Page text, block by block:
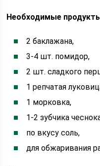
Необходимые
2 баклажана,
3-4 шт. помидор,
2 шт. сладкого
1 репчатая
1 морковка,
1-2 зубчика
по вкусу соль,
для обжаривания